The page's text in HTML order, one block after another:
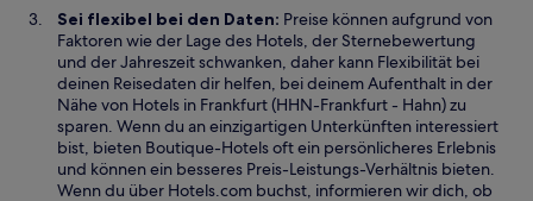
Sei flexibel bei den Daten: Preise können aufgrund von
Faktoren wie der Lage des Hotels, der Sternebewertung
und der Jahreszeit schwanken, daher kann Flexibilität bei
deinen Reisedaten dir helfen, bei deinem Aufenthalt in der
Nähe von Hotels in Frankfurt (HHN-Frankfurt - Hahn) zu
sparen. Wenn du an einzigartigen Unterkünften interessiert
bist, bieten Boutique-Hotels oft ein persönlicheres Erlebnis
und können ein besseres Preis-Leistungs-Verhältnis bieten.
Wenn du über Hotels.com buchst, informieren wir dich, ob